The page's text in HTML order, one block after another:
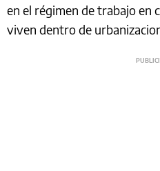
en el régimen de trabajo en
viven dentro de